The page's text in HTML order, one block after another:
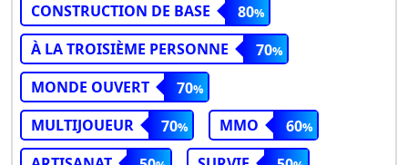
CONSTRUCTION DE BASE
80
À LA TROISIÈME PERSONNE
70
MONDE OUVERT
70
MULTIJOUEUR
70 MMO
60